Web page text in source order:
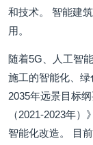
和技术。 智能建
用。
随着5G、人工智
施工的智能化、绿
2035年远景目标
（2021-2023年
智能化改造。 目